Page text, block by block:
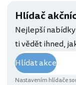
Hlídač
Nejlepší
ti vědět ihned,
Hlídat akce
Nastavením hlídače